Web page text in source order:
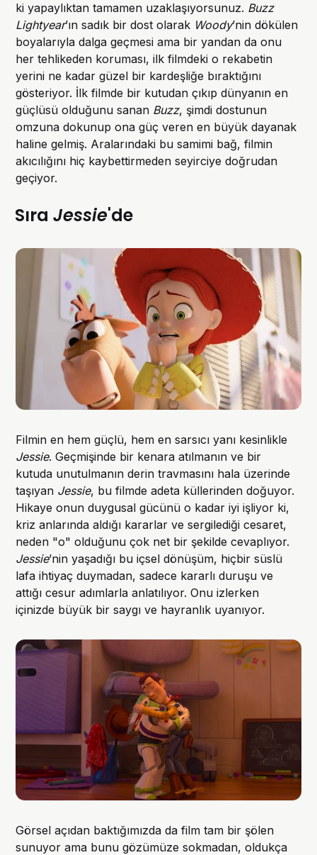
ki yapaylıktan tamamen uzaklaşıyorsunuz. Buzz
Lightyear’ın sadık bir dost olarak Woody’nin dökülen
boyalarıyla dalga geçmesi ama bir yandan da onu
her tehlikeden koruması, ilk filmdeki o rekabetin
yerini ne kadar güzel bir kardeşliğe bıraktığını
gösteriyor. İlk filmde bir kutudan çıkıp dünyanın en
güçlüsü olduğunu sanan Buzz, şimdi dostunun
omzuna dokunup ona güç veren en büyük dayanak
haline gelmiş. Aralarındaki bu samimi bağ, filmin
akıcılığını hiç kaybettirmeden seyirciye doğrudan
geçiyor.
Sıra Jessie'de
Filmin en hem güçlü, hem en sarsıcı yanı kesinlikle
Jessie. Geçmişinde bir kenara atılmanın ve bir
kutuda unutulmanın derin travmasını hala üzerinde
taşıyan Jessie, bu filmde adeta küllerinden doğuyor.
Hikaye onun duygusal gücünü o kadar iyi işliyor ki,
kriz anlarında aldığı kararlar ve sergilediği cesaret,
neden "o" olduğunu çok net bir şekilde cevaplıyor.
Jessie’nin yaşadığı bu içsel dönüşüm, hiçbir süslü
lafa ihtiyaç duymadan, sadece kararlı duruşu ve
attığı cesur adımlarla anlatılıyor. Onu izlerken
içinizde büyük bir saygı ve hayranlık uyanıyor.
Görsel açıdan baktığımızda da film tam bir şölen
sunuyor ama bunu gözümüze sokmadan, oldukça